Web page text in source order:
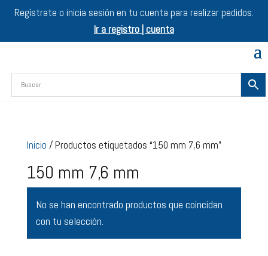
Regístrate o inicia sesión en tu cuenta para realizar pedidos.
Ir a registro | cuenta
Inicio / Productos etiquetados “150 mm 7,6 mm”
150 mm 7,6 mm
No se han encontrado productos que coincidan
con tu selección.